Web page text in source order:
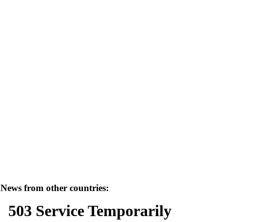
News from other countries:
503 Service Temporarily